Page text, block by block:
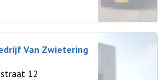
Van Zwietering
12